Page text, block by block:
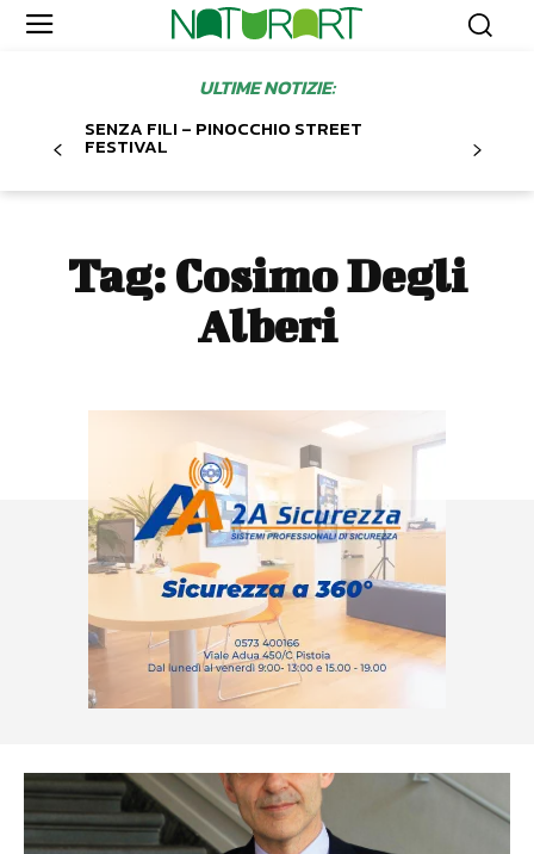
ULTIME NOTIZIE:
SENZA FILI – PINOCCHIO STREET
FESTIVAL
Tag: Cosimo Degli
Alberi